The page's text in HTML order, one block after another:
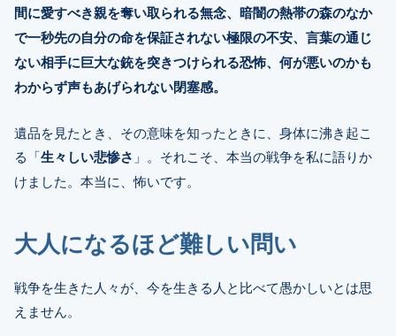
間に愛すべき親を奪い取られる無念、暗闇の熱帯の森のなか
で一秒先の自分の命を保証されない極限の不安、言葉の通じ
ない相手に巨大な銃を突きつけられる恐怖、何が悪いのかも
わからず声もあげられない閉塞感。
遺品を見たとき、その意味を知ったときに、身体に沸き起こ
る「生々しい悲惨さ 」。それこそ、本当の戦争を私に語りか
けました。本当に、怖いです。
大人になるほど難しい問い
戦争を生きた人々が、今を生きる人と比べて愚かしいとは思
えません。